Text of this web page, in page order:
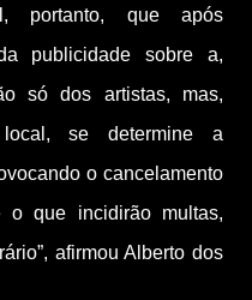
portanto, que após
publicidade sobre a,
só dos artistas, mas,
local, se determine a
o cancelamento
o que incidirão multas,
afirmou Alberto dos